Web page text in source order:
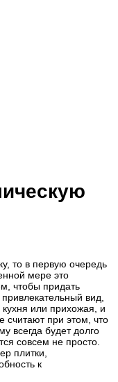
то в первую очередь
мере это
чтобы придать
вид,
кухня или прихожая, и
считают при этом, что
всегда будет долго
совсем не просто.
плитки,
к